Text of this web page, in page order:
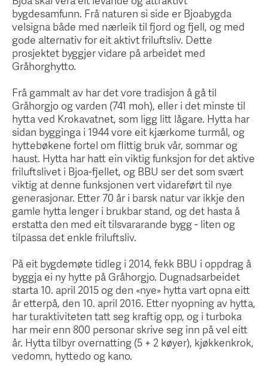
bygdesamfunn. Frå naturen si side er Bjoabygda
velsigna både med nærleik til fjord og fjell, og med
gode alternativ for eit aktivt friluftsliv. Dette
prosjektet byggjer vidare på arbeidet med
Gråhorghytto.
Frå gammalt av har det vore tradisjon å gå til
Gråhorgjo og varden (741 moh), eller i det minste til
hytta ved Krokavatnet, som ligg litt lågare. Hytta har
sidan bygginga i 1944 vore eit kjærkome turmål, og
hyttebøkene fortel om flittig bruk vår, sommar og
haust. Hytta har hatt ein viktig funksjon for det aktive
friluftslivet i Bjoa-fjellet, og BBU ser det som svært
viktig at denne funksjonen vert vidareført til nye
generasjonar. Etter 70 år i barsk natur var ikkje den
gamle hytta lenger i brukbar stand, og det hasta å
erstatta den med eit tilsvararande bygg - liten og
tilpassa det enkle friluftsliv.
På eit bygdemøte tidleg i 2014, fekk BBU i oppdrag å
byggja ei ny hytte på Gråhorgjo. Dugnadsarbeidet
starta 10. april 2015 og den «nye» hytta vart opna eitt
år etterpå, den 10. april 2016. Etter nyopning av hytta,
har turaktiviteten tatt seg kraftig opp, og i turboka
har meir enn 800 personar skrive seg inn på vel eitt
år. Hytta tilbyr overnatting (5 + 2 køyer), kjøkkenkrok,
vedomn, hyttedo og kano.